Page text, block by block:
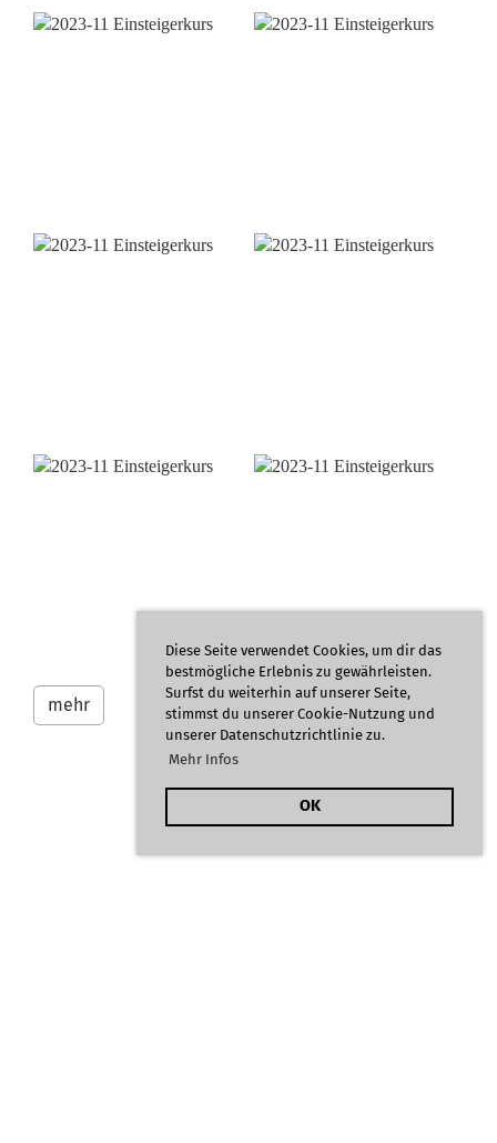
Diese Seite verwendet Cookies, um dir das
bestmögliche Erlebnis zu gewährleisten.
Surfst du weiterhin auf unserer Seite,
stimmst du unserer Cookie-Nutzung und
unserer Datenschutzrichtlinie zu.
Mehr Infos
OK
mehr